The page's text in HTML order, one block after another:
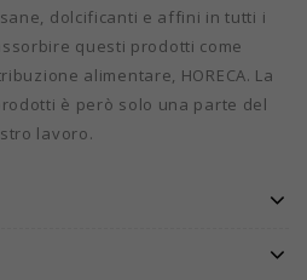
dolcificanti e affini in tutti i
questi prodotti come
alimentare, HORECA. La
è però solo una parte del
lavoro.